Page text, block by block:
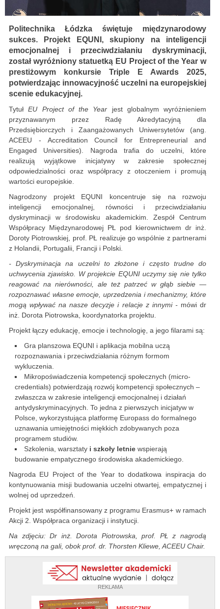
REKLAMA
Politechnika Łódzka świętuje międzynarodowy
sukces. Projekt EQUNI, skupiony na inteligencji
emocjonalnej i przeciwdziałaniu dyskryminacji,
został wyróżniony statuetką EU Project of the Year w
prestiżowym konkursie Triple E Awards 2025,
potwierdzając innowacyjność uczelni na europejskiej
scenie edukacyjnej.
TytułEU Project of the Year jest globalnym wyróżnieniem
przyznawanym przez Radę Akredytacyjną dla
Przedsiębiorczych i Zaangażowanych Uniwersytetów (ang.
ACEEU - Accreditation Council for Entrepreneurial and
Engaged Universities). Nagroda trafia do uczelni, które
realizują wyjątkowe inicjatywy w zakresie społecznej
odpowiedzialności oraz współpracy z otoczeniem i promują
wartości europejskie.
Nagrodzony projekt EQUNI koncentruje się na rozwoju
inteligencji emocjonalnej, równości i przeciwdziałaniu
dyskryminacji w środowisku akademickim. Zespół Centrum
Współpracy Międzynarodowej PŁ pod kierownictwem dr inż.
Doroty Piotrowskiej, prof. PŁ realizuje go wspólnie z partnerami
z Holandii, Portugalii, Francji i Polski.
- Dyskryminacja na uczelni to złożone i często trudne do
uchwycenia zjawisko. W projekcie EQUNI uczymy się nie tylko
reagować na nierówności, ale też patrzeć w głąb siebie —
rozpoznawać własne emocje, uprzedzenia i mechanizmy, które
mogą wpływać na nasze decyzje i relacje z innymi -mówi dr
inż. Dorota Piotrowska, koordynatorka projektu.
Projekt łączy edukację, emocje i technologię, a jego filarami są:
Gra planszowa EQUNI i aplikacja mobilna uczą
rozpoznawania i przeciwdziałania różnym formom
wykluczenia.
Mikropoświadczenia kompetencji społecznych (micro-
credentials) potwierdzają rozwój kompetencji społecznych –
zwłaszcza w zakresie inteligencji emocjonalnej i działań
antydyskryminacyjnych. To jedna z pierwszych inicjatyw w
Polsce, wykorzystująca platformę Europass do formalnego
uznawania umiejętności miękkich zdobywanych poza
programem studiów.
Szkolenia, warsztaty i szkoły letnie wspierają
budowanie empatycznego środowiska akademickiego.
Nagroda EU Project of the Year to dodatkowa inspiracja do
kontynuowania misji budowania uczelni otwartej, empatycznej i
wolnej od uprzedzeń.
Projekt jest współfinansowany z programu Erasmus+ w ramach
Akcji 2. Współpraca organizacji i instytucji.
Na zdjęciu: Dr inż. Dorota Piotrowska, prof. PŁ z nagrodą
wręczoną na gali, obok prof. dr. Thorsten Kliewe, ACEEU Chair.